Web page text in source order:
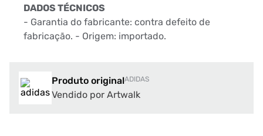
DADOS TÉCNICOS
- Garantia do fabricante: contra defeito de
fabricação. - Origem: importado.
Produto originalADIDAS
Vendido por Artwalk